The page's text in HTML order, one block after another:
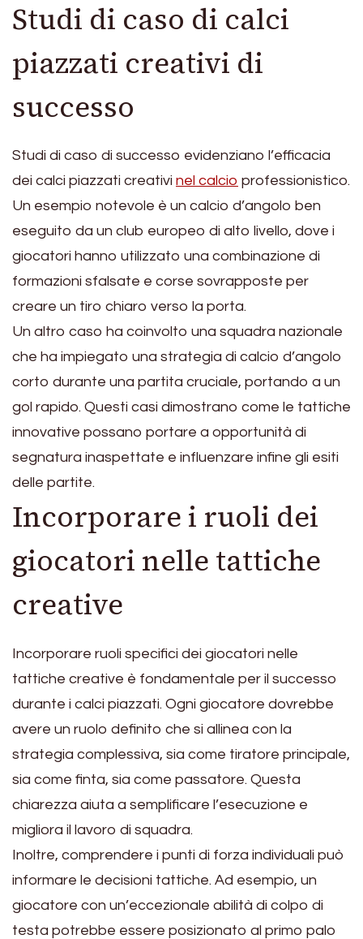
Studi di caso di calci
piazzati creativi di
successo
Studi di caso di successo evidenziano l’efficacia
dei calci piazzati creativi nel calcio professionistico.
Un esempio notevole è un calcio d’angolo ben
eseguito da un club europeo di alto livello, dove i
giocatori hanno utilizzato una combinazione di
formazioni sfalsate e corse sovrapposte per
creare un tiro chiaro verso la porta.
Un altro caso ha coinvolto una squadra nazionale
che ha impiegato una strategia di calcio d’angolo
corto durante una partita cruciale, portando a un
gol rapido. Questi casi dimostrano come le tattiche
innovative possano portare a opportunità di
segnatura inaspettate e influenzare infine gli esiti
delle partite.
Incorporare i ruoli dei
giocatori nelle tattiche
creative
Incorporare ruoli specifici dei giocatori nelle
tattiche creative è fondamentale per il successo
durante i calci piazzati. Ogni giocatore dovrebbe
avere un ruolo definito che si allinea con la
strategia complessiva, sia come tiratore principale,
sia come finta, sia come passatore. Questa
chiarezza aiuta a semplificare l’esecuzione e
migliora il lavoro di squadra.
Inoltre, comprendere i punti di forza individuali può
informare le decisioni tattiche. Ad esempio, un
giocatore con un’eccezionale abilità di colpo di
testa potrebbe essere posizionato al primo palo